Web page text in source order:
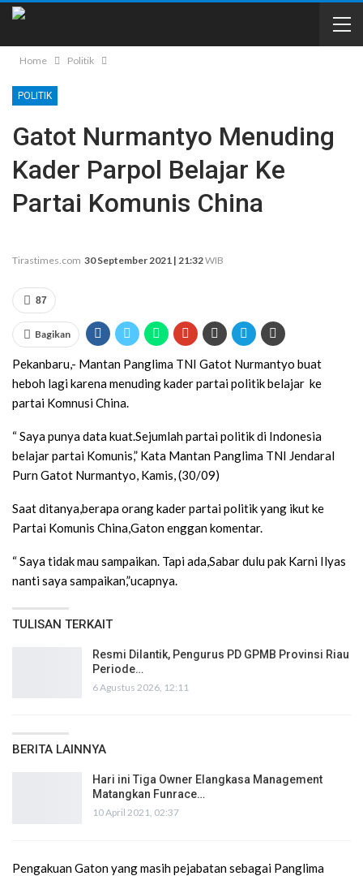
Home Politik
POLITIK
Gatot Nurmantyo Menuding
Kader Parpol Belajar Ke
Partai Komunis China
Tirastimes.com 30 September 2021 | 21:32WIB
87
Bagikan
Pekanbaru,- Mantan Panglima TNI Gatot Nurmantyo buat
heboh lagi karena menuding kader partai politik belajar ke
partai Komnusi China.
“ Saya punya data kuat.Sejumlah partai politik di Indonesia
belajar partai Komunis,” Kata Mantan Panglima TNI Jendaral
Purn Gatot Nurmantyo, Kamis, (30/09)
Saat ditanya,berapa orang kader partai politik yang ikut ke
Partai Komunis China,Gaton enggan komentar.
“ Saya tidak mau sampaikan. Tapi ada,Sabar dulu pak Karni Ilyas
nanti saya sampaikan,”ucapnya.
TULISAN TERKAIT
Resmi Dilantik, Pengurus PD GPMB Provinsi Riau
Periode…
6 Agustus 2026, 12:11
BERITA LAINNYA
Hari ini Tiga Owner Elangkasa Management
Matangkan Funrace…
10 April 2021, 02:37
Pengakuan Gaton yang masih pejabatan sebagai Panglima